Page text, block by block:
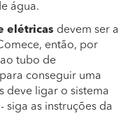
água.
elétricas devem ser a
então, por
tubo de
conseguir uma
deve ligar o sistema
siga as instruções da